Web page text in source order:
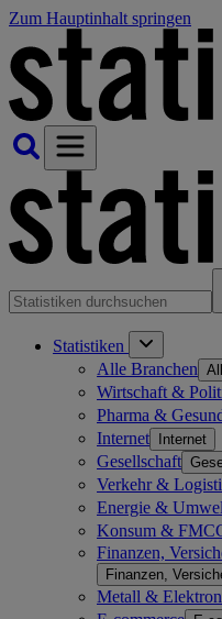
Zum Hauptinhalt springen
Statistiken
Alle Branchen
Wirtschaft &
Pharma &
Internet Internet
Gesellschaft
Verkehr &
Energie &
Konsum &
Finanzen,
Finanzen,
Metall &